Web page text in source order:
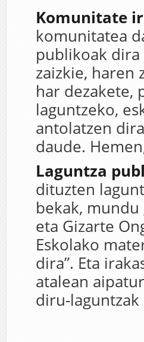
Komunitate
komunitatea
publikoak
zaizkie, haren
har dezakete,
laguntzeko,
antolatzen
daude.
Laguntza
dituzten
bekak,
eta Gizarte
Eskolako
dira”. Eta
atalean
diru-